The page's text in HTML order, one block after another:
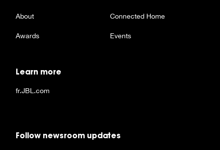
About
Awards
Connected Home
Events
Learn more
fr.JBL.com
Follow newsroom updates